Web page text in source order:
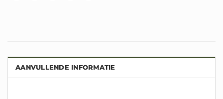
AANVULLENDE INFORMATIE